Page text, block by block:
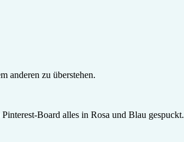
anderen zu überstehen.
Board alles in Rosa und Blau